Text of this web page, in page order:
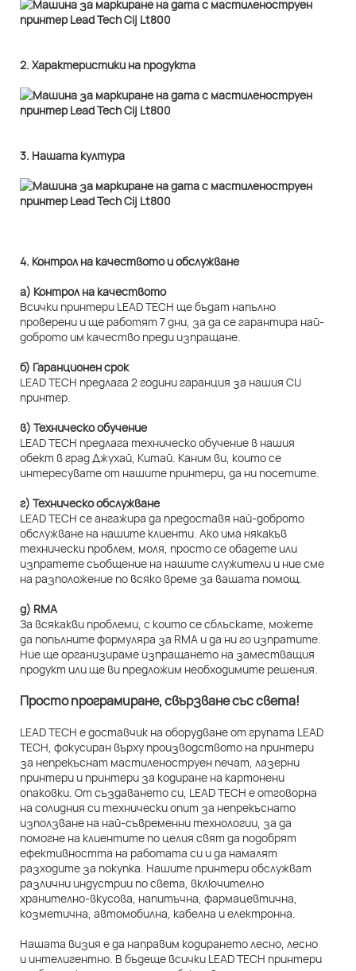
2. Характеристики на продукта
3. Нашата култура
4. Контрол на качеството и обслужване
а) Контрол на качеството
Всички принтери LEAD TECH ще бъдат напълно
проверени и ще работят 7 дни, за да се гарантира най-
доброто им качество преди изпращане.
б) Гаранционен срок
LEAD TECH предлага 2 години гаранция за нашия CIJ
принтер.
в) Техническо обучение
LEAD TECH предлага техническо обучение в нашия
обект в град Джухай, Китай. Каним ви, които се
интересувате от нашите принтери, да ни посетите.
г) Техническо обслужване
LEAD TECH се ангажира да предоставя най-доброто
обслужване на нашите клиенти. Ако има някакъв
технически проблем, моля, просто се обадете или
изпратете съобщение на нашите служители и ние сме
на разположение по всяко време за вашата помощ.
д) RMA
За всякакви проблеми, с които се сблъскате, можете
да попълните формуляра за RMA и да ни го изпратите.
Ние ще организираме изпращането на заместващия
продукт или ще ви предложим необходимите решения.
Просто програмиране, свързване със света!
LEAD TECH е доставчик на оборудване от групата LEAD
TECH, фокусиран върху производството на принтери
за непрекъснат мастиленоструен печат, лазерни
принтери и принтери за кодиране на картонени
опаковки. От създаването си, LEAD TECH е отговорна
на солидния си технически опит за непрекъснато
използване на най-съвременни технологии, за да
помогне на клиентите по целия свят да подобрят
ефективността на работата си и да намалят
разходите за покупка. Нашите принтери обслужват
различни индустрии по света, включително
хранително-вкусова, напитъчна, фармацевтична,
козметична, автомобилна, кабелна и електронна.
Нашата визия е да направим кодирането лесно, лесно
и интелигентно. В бъдеще всички LEAD TECH принтери